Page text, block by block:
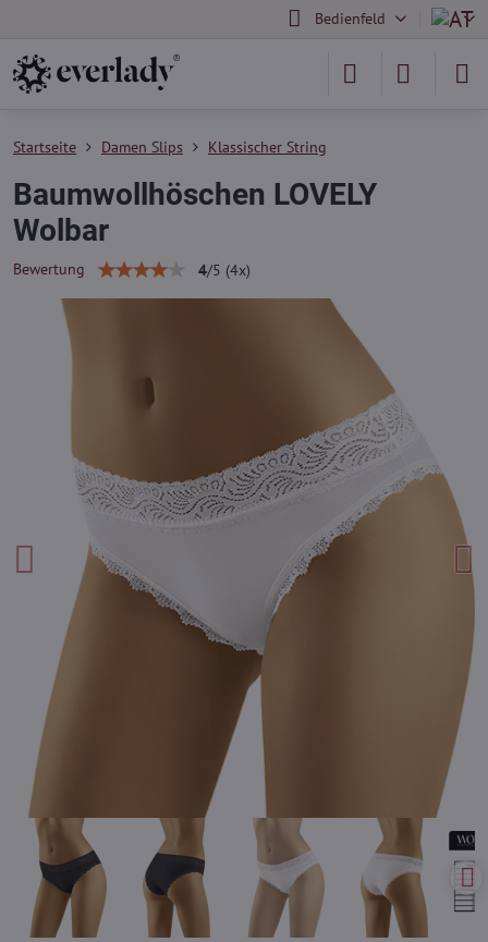
Bedienfeld
Startseite Damen Slips Klassischer String
Baumwollhöschen LOVELY
Wolbar
Bewertung 4/5 (4x)